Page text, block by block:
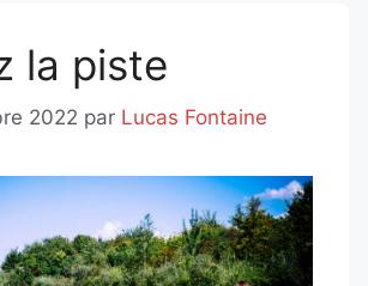
la piste
2022 par Lucas Fontaine